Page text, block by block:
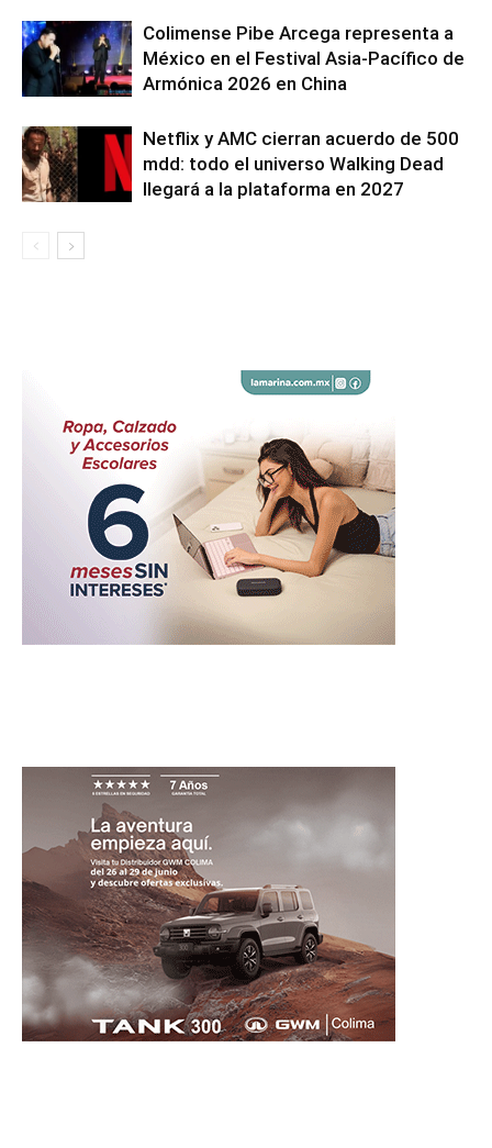
Colimense Pibe Arcega representa a
México en el Festival Asia-Pacífico de
Armónica 2026 en China
Netflix y AMC cierran acuerdo de 500
mdd: todo el universo Walking Dead
llegará a la plataforma en 2027